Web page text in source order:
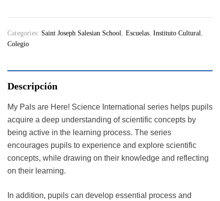
Categories: Saint Joseph Salesian School, Escuelas,Instituto Cultural,
Colegio
Descripción
My Pals are Here! Science International series helps pupils
acquire a deep understanding of scientific concepts by
being active in the learning process. The series
encourages pupils to experience and explore scientific
concepts, while drawing on their knowledge and reflecting
on their learning.
In addition, pupils can develop essential process and